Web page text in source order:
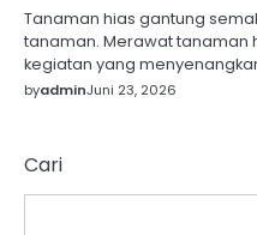
Tanaman hias gantung
tanaman. Merawat tanaman
kegiatan yang
byadminJuni 23, 2026
Cari